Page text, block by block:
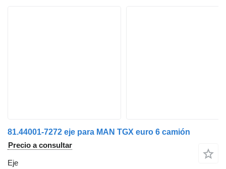
81.44001-7272 eje para MAN TGX euro 6 camión
Precio a consultar
Eje